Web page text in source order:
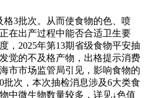
3批次。从而使食物的色、喷
在出产过程中能否合适卫生要
，2025年第13期省级食物平安抽
觉的不及格产物，出格提示消费
市市场监管局引见，影响食物的
批次，本次抽检消息涉及6大类食
中微生物数量较多，详见↓色值